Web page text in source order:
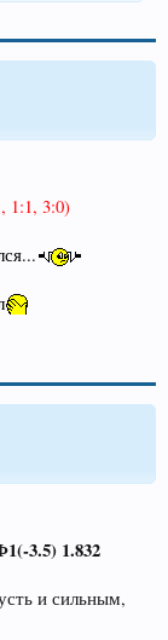
1:1, 3:0)
3.5) 1.832
и сильным,